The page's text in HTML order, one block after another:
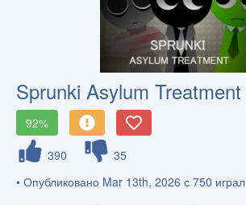
Sprunki Asylum Treatment
92%
390
35
• Опубликовано Mar 13th, 2026 с 750 играл